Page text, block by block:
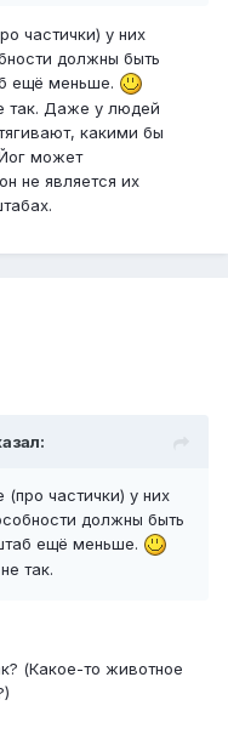
частички) у них
должны быть
ещё меньше.
так. Даже у людей
какими бы
может
не является их
частички) у них
должны быть
ещё меньше.
так.
(Какое-то животное